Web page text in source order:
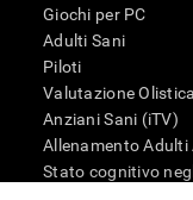
Giochi per PC
Adulti Sani
Piloti
Valutazione Olistica
Anziani Sani (iTV)
Allenamento Adulti
Stato cognitivo